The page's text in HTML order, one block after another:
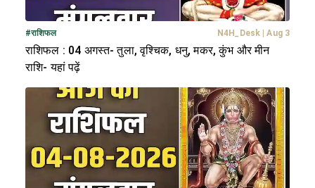
#राशिफल N4H_Desk Aug 3
राशिफल : 04 अगस्त- तुला, वृश्चिक, धनु, मकर, कुंभ और मीन
राशि- यहां पढ़ें